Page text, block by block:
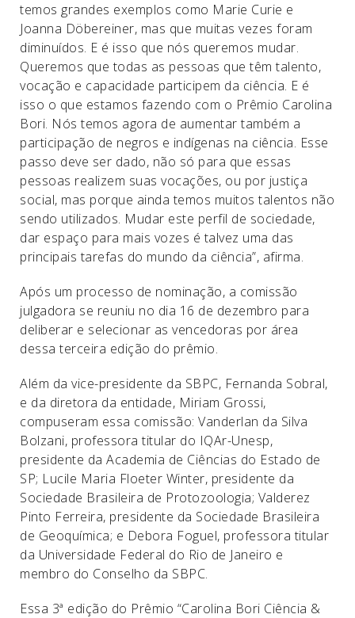
temos grandes exemplos como Marie Curie e
Joanna Döbereiner, mas que muitas vezes foram
diminuídos. E é isso que nós queremos mudar.
Queremos que todas as pessoas que têm talento,
vocação e capacidade participem da ciência. E é
isso o que estamos fazendo com o Prêmio Carolina
Bori. Nós temos agora de aumentar também a
participação de negros e indígenas na ciência. Esse
passo deve ser dado, não só para que essas
pessoas realizem suas vocações, ou por justiça
social, mas porque ainda temos muitos talentos não
sendo utilizados. Mudar este perfil de sociedade,
dar espaço para mais vozes é talvez uma das
principais tarefas do mundo da ciência”, afirma.
Após um processo de nominação, a comissão
julgadora se reuniu no dia 16 de dezembro para
deliberar e selecionar as vencedoras por área
dessa terceira edição do prêmio.
Além da vice-presidente da SBPC, Fernanda Sobral,
e da diretora da entidade, Miriam Grossi,
compuseram essa comissão: Vanderlan da Silva
Bolzani, professora titular do IQAr-Unesp,
presidente da Academia de Ciências do Estado de
SP; Lucile Maria Floeter Winter, presidente da
Sociedade Brasileira de Protozoologia; Valderez
Pinto Ferreira, presidente da Sociedade Brasileira
de Geoquímica; e Debora Foguel, professora titular
da Universidade Federal do Rio de Janeiro e
membro do Conselho da SBPC.
Essa 3ª edição do Prêmio “Carolina Bori Ciência &